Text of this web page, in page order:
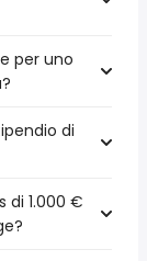
per uno
di
di 1.000 €